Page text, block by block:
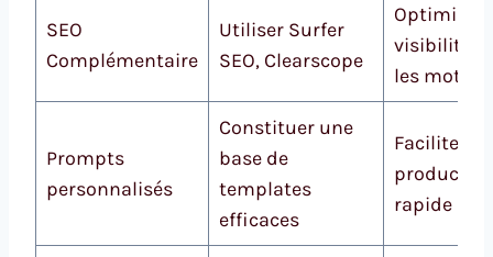
SEO
Complémentaire
Utiliser Surfer
SEO, Clearscope
Optimiser
visibilité
les
Prompts
personnalisés
Constituer une
base de
templates
efficaces
Faciliter la
rapide